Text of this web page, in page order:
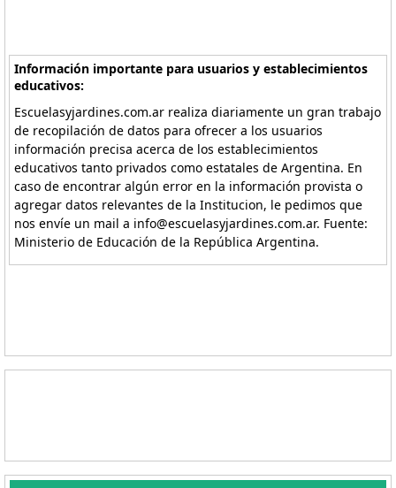
Información importante para usuarios y establecimientos
educativos:
Escuelasyjardines.com.ar realiza diariamente un gran trabajo
de recopilación de datos para ofrecer a los usuarios
información precisa acerca de los establecimientos
educativos tanto privados como estatales de Argentina. En
caso de encontrar algún error en la información provista o
agregar datos relevantes de la Institucion, le pedimos que
nos envíe un mail a info@escuelasyjardines.com.ar. Fuente:
Ministerio de Educación de la República Argentina.